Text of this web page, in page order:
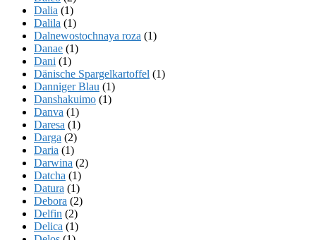
Dalia (1)
Dalila (1)
Dalnewostochnaya roza (1)
Danae (1)
Dani (1)
Dänische Spargelkartoffel (1)
Danniger Blau (1)
Danshakuimo (1)
Danva (1)
Daresa (1)
Darga (2)
Daria (1)
Darwina (2)
Datcha (1)
Datura (1)
Debora (2)
Delfin (2)
Delica (1)